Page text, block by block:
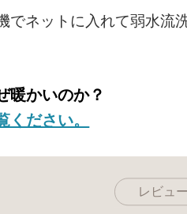
ネットに入れて弱水流
暖かいのか？
ください。
レビュ